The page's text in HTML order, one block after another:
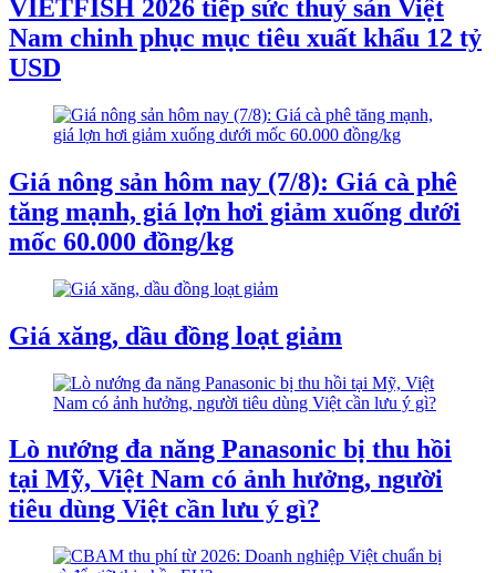
VIETFISH 2026 tiếp sức thuỷ sản Việt
Nam chinh phục mục tiêu xuất khẩu 12 tỷ
USD
Giá nông sản hôm nay (7/8): Giá cà phê
tăng mạnh, giá lợn hơi giảm xuống dưới
mốc 60.000 đồng/kg
Giá xăng, dầu đồng loạt giảm
Lò nướng đa năng Panasonic bị thu hồi
tại Mỹ, Việt Nam có ảnh hưởng, người
tiêu dùng Việt cần lưu ý gì?